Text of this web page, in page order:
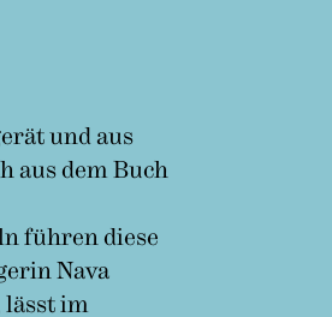
und aus
aus dem Buch
führen diese
Nava
lässt im